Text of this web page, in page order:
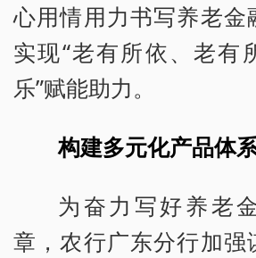
心用情用力书写养老金
实现“老有所依、老有
乐”赋能助力。
构建多元化产品体
为奋力写好养老
章，农行广东分行加强